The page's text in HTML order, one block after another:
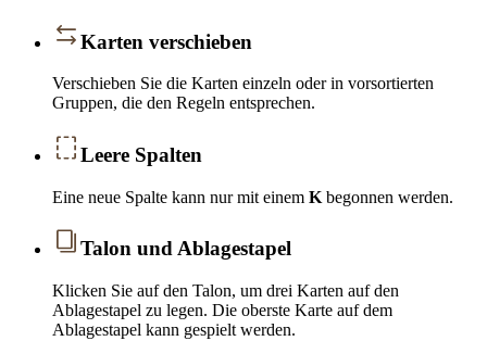
Karten verschieben
Verschieben Sie die Karten einzeln oder in vorsortierten
Gruppen, die den Regeln entsprechen.
Leere Spalten
Eine neue Spalte kann nur mit einem K begonnen werden.
Talon und Ablagestapel
Klicken Sie auf den Talon, um drei Karten auf den
Ablagestapel zu legen. Die oberste Karte auf dem
Ablagestapel kann gespielt werden.